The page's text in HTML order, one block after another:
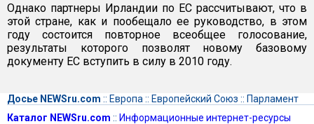
Однако партнеры Ирландии по ЕС рассчитывают, что в
этой стране, как и пообещало ее руководство, в этом
году состоится повторное всеобщее голосование,
результаты которого позволят новому базовому
документу ЕС вступить в силу в 2010 году.
Досье NEWSru.com :: Европа :: Европейский Союз :: Парламент
Каталог NEWSru.com :: Информационные интернет-ресурсы